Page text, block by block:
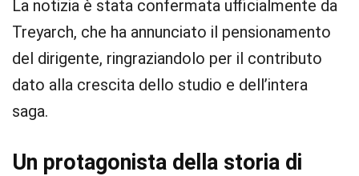
La notizia è stata confermata ufficialmente da
Treyarch, che ha annunciato il pensionamento
del dirigente, ringraziandolo per il contributo
dato alla crescita dello studio e dell’intera
saga.
Un protagonista della storia di